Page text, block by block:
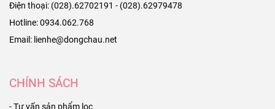
Điện thoại: (028).62702191 - (028).62979478
Hotline: 0934.062.768
Email: lienhe@dongchau.net
CHÍNH SÁCH
- Tư vấn sản phẩm lọc